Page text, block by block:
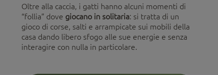
Oltre alla caccia, i gatti hanno alcuni momenti di
“follia” dove giocano in solitaria: si tratta di un
gioco di corse, salti e arrampicate sui mobili della
casa dando libero sfogo alle sue energie e senza
interagire con nulla in particolare.